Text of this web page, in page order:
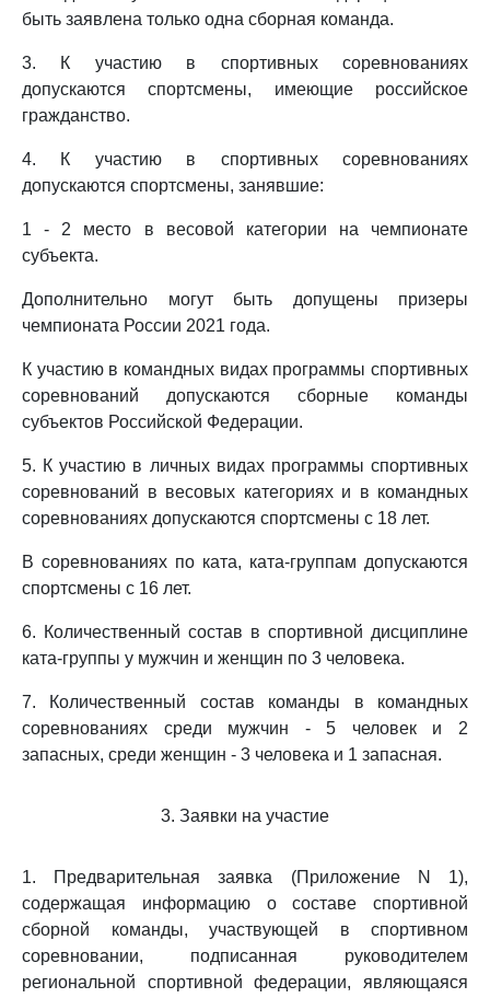
быть заявлена только одна сборная команда.
3. К участию в спортивных соревнованиях
допускаются спортсмены, имеющие российское
гражданство.
4. К участию в спортивных соревнованиях
допускаются спортсмены, занявшие:
1 - 2 место в весовой категории на чемпионате
субъекта.
Дополнительно могут быть допущены призеры
чемпионата России 2021 года.
К участию в командных видах программы спортивных
соревнований допускаются сборные команды
субъектов Российской Федерации.
5. К участию в личных видах программы спортивных
соревнований в весовых категориях и в командных
соревнованиях допускаются спортсмены с 18 лет.
В соревнованиях по ката, ката-группам допускаются
спортсмены с 16 лет.
6. Количественный состав в спортивной дисциплине
ката-группы у мужчин и женщин по 3 человека.
7. Количественный состав команды в командных
соревнованиях среди мужчин - 5 человек и 2
запасных, среди женщин - 3 человека и 1 запасная.
3. Заявки на участие
1. Предварительная заявка (Приложение N 1),
содержащая информацию о составе спортивной
сборной команды, участвующей в спортивном
соревновании, подписанная руководителем
региональной спортивной федерации, являющаяся